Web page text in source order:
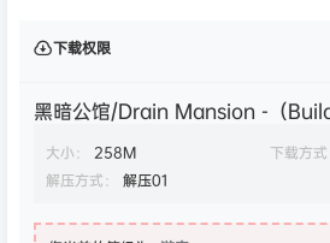
下载权限
黑暗公馆/Drain Mansion -（
大小： 258M 下载方式
解压方式：
解压01